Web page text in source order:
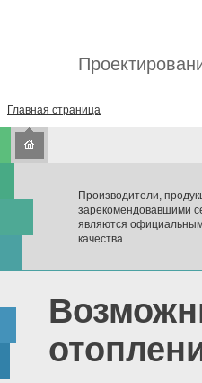
Главная страница
Производители,
зарекомендовавшими
являются
качества.